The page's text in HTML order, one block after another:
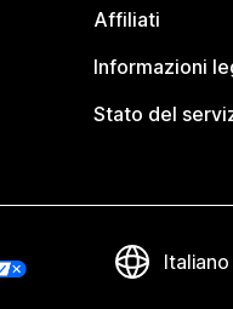
Affiliati
Informazioni
Stato del